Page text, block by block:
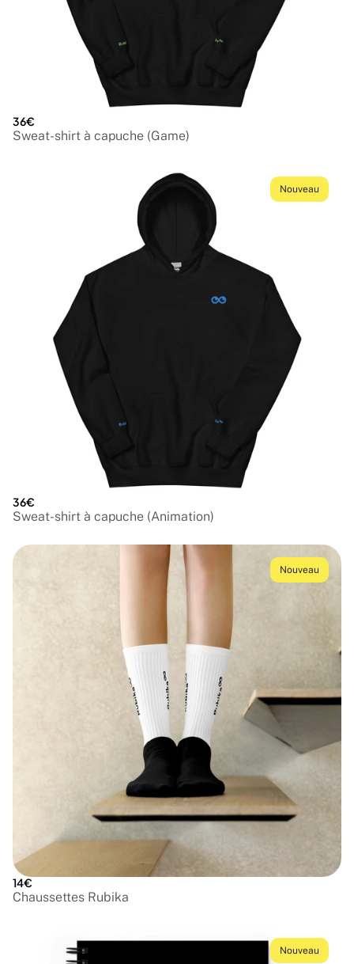
36€
Sweat-shirt à capuche (Game)
Nouveau
36€
Sweat-shirt à capuche (Animation)
Nouveau
14€
Chaussettes Rubika
Nouveau